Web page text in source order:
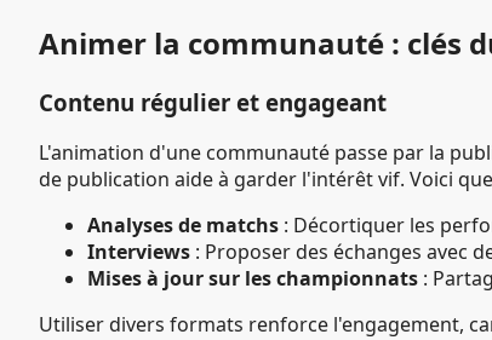
Animer la communauté : clés
Contenu régulier et engageant
L'animation d'une communauté passe par la
de publication aide à garder l'intérêt vif. Voici
Analyses de matchs : Décortiquer les
Interviews : Proposer des échanges avec
Mises à jour sur les championnats :
Utiliser divers formats renforce l'engagement,